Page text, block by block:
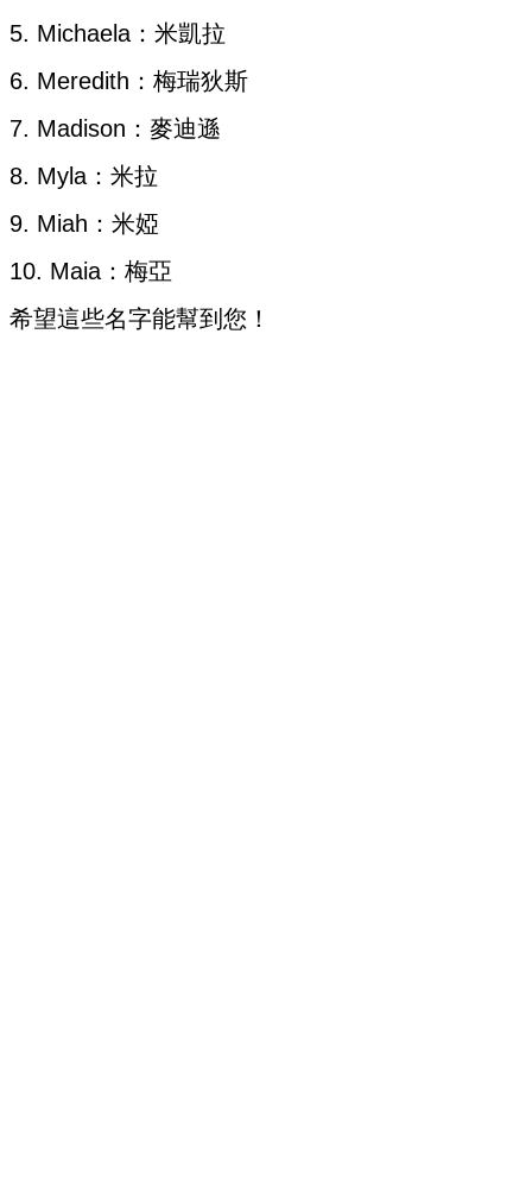
5. Michaela：米凱拉
6. Meredith：梅瑞狄斯
7. Madison：麥迪遜
8. Myla：米拉
9. Miah：米婭
10. Maia：梅亞
希望這些名字能幫到您！